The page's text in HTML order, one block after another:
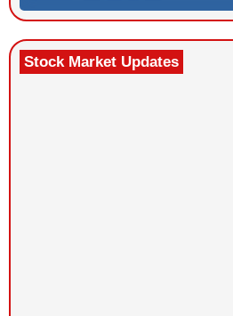
Stock Market Updates